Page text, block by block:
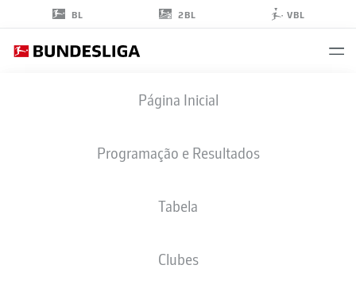
BL 2BL VBL
Página Inicial
Programação e Resultados
Tabela
Clubes
BATISTA MEIER